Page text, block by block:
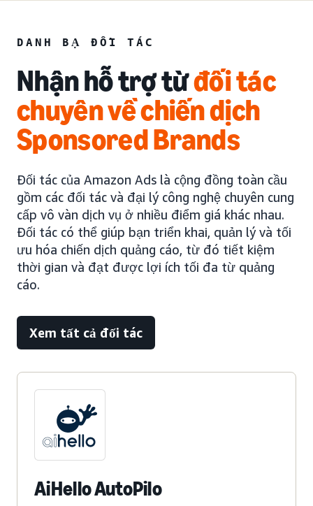
DANH BẠ ĐỐI TÁC
Nhận hỗ trợ từđối tác
chuyên về chiến dịch
Sponsored Brands
Đối tác của Amazon Ads là cộng đồng toàn cầu
gồm các đối tác và đại lý công nghệ chuyên cung
cấp vô vàn dịch vụ ở nhiều điểm giá khác nhau.
Đối tác có thể giúp bạn triển khai, quản lý và tối
ưu hóa chiến dịch quảng cáo, từ đó tiết kiệm
thời gian và đạt được lợi ích tối đa từ quảng
cáo.
Xem tất cả đối tác
AiHello AutoPilo